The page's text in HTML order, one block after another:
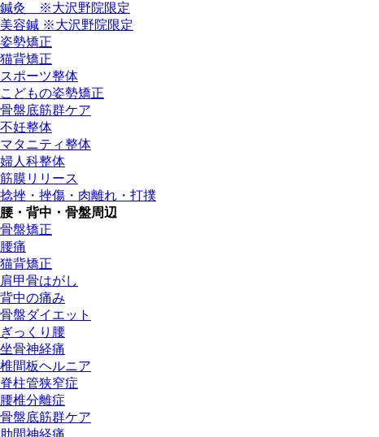
鍼灸 ※大沢野院限定
美容鍼 ※大沢野院限定
姿勢矯正
猫背矯正
スポーツ整体
こどもの姿勢矯正
骨盤底筋群ケア
不妊整体
マタニティ整体
婦人科整体
筋膜リリース
捻挫・挫傷・肉離れ・打撲
腰・背中・骨盤周辺
骨盤矯正
腰痛
猫背矯正
肩甲骨はがし
背中の痛み
骨盤ダイエット
ぎっくり腰
坐骨神経痛
椎間板ヘルニア
脊柱管狭窄症
腰椎分離症
骨盤底筋群ケア
肋間神経痛